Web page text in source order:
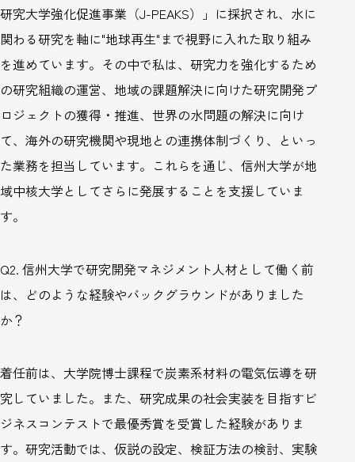
研究大学強化促進事業（J-PEAKS）」に採択され、水に
関わる研究を軸に"地球再生"まで視野に入れた取り組み
を進めています。その中で私は、研究力を強化するため
の研究組織の運営、地域の課題解決に向けた研究開発プ
ロジェクトの獲得・推進、世界の水問題の解決に向け
て、海外の研究機関や現地との連携体制づくり、といっ
た業務を担当しています。これらを通じ、信州大学が地
域中核大学としてさらに発展することを支援していま
す。
Q2. 信州大学で研究開発マネジメント人材として働く前
は、どのような経験やバックグラウンドがありました
か？
着任前は、大学院博士課程で炭素系材料の電気伝導を研
究していました。また、研究成果の社会実装を目指すビ
ジネスコンテストで最優秀賞を受賞した経験がありま
す。研究活動では、仮説の設定、検証方法の検討、実験